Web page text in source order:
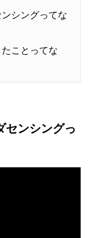
シングってな
ことってな
センシングっ